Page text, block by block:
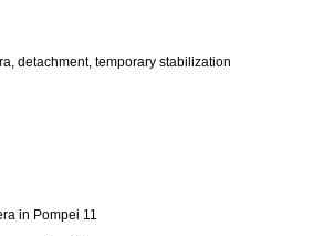
detachment, temporary stabilization
in Pompei 11